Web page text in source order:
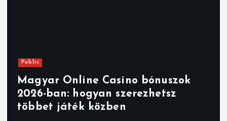
Public
Magyar Online Casino bónuszok
2026-ban: hogyan szerezhetsz
többet játék közben